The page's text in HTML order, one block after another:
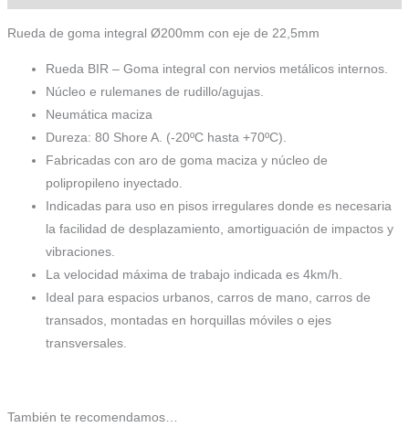
Rueda de goma integral Ø200mm con eje de 22,5mm
Rueda BIR – Goma integral con nervios metálicos internos.
Núcleo e rulemanes de rudillo/agujas.
Neumática maciza
Dureza: 80 Shore A. (-20ºC hasta +70ºC).
Fabricadas con aro de goma maciza y núcleo de
polipropileno inyectado.
Indicadas para uso en pisos irregulares donde es necesaria
la facilidad de desplazamiento, amortiguación de impactos y
vibraciones.
La velocidad máxima de trabajo indicada es 4km/h.
Ideal para espacios urbanos, carros de mano, carros de
transados, montadas en horquillas móviles o ejes
transversales.
También te recomendamos…